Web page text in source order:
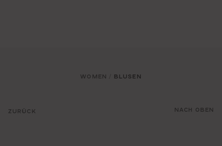
ZURÜCK
WOMEN BLUSEN
NACH OBEN